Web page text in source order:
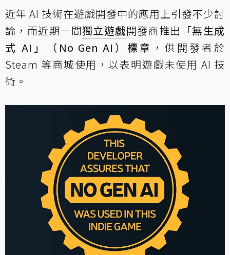
近年 AI 技術在遊戲開發中的應用上引發不少討
論，而近期一間獨立遊戲開發商推出 「無生成
式 AI」（No Gen AI）標章 ，供開發者於
Steam 等商城使用，以表明遊戲未使用 AI 技
術。